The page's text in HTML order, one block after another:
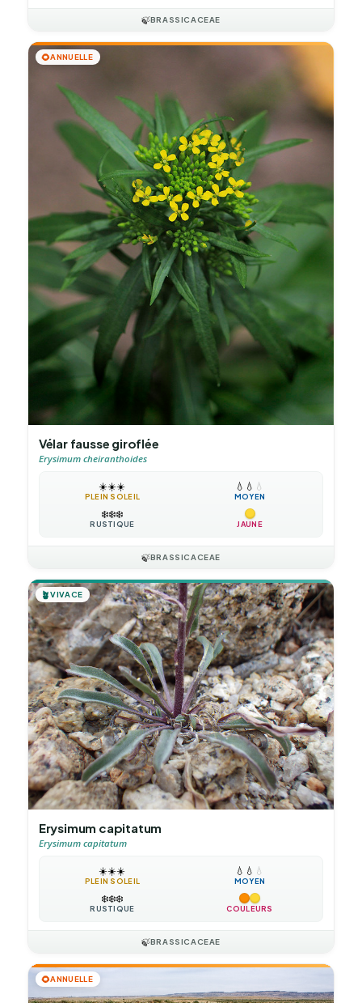
🍃BRASSICACEAE
🌻ANNUELLE
Vélar fausse giroflée
Erysimum cheiranthoides
☀️☀️☀️
PLEIN SOLEIL
💧 💧 💧
MOYEN
❄️❄️❄️
RUSTIQUE JAUNE
🍃BRASSICACEAE
🪴VIVACE
Erysimum capitatum
Erysimum capitatum
☀️☀️☀️
PLEIN SOLEIL
💧 💧 💧
MOYEN
❄️❄️❄️
RUSTIQUE COULEURS
🍃BRASSICACEAE
🌻ANNUELLE